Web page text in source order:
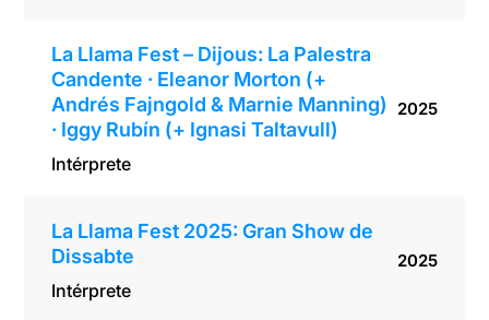
La Llama Fest – Dijous: La Palestra
Candente · Eleanor Morton (+
Andrés Fajngold & Marnie Manning)
· Iggy Rubín (+ Ignasi Taltavull)
Intérprete
2025
La Llama Fest 2025: Gran Show de
Dissabte
Intérprete
2025